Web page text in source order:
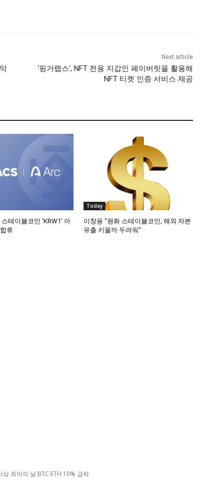
Next article
‘핑거랩스’, NFT 전용 지갑인 페이버릿을 활용해
NFT 티켓 인증 서비스 제공
테이블코인 ‘KRW1’ 아
류
Today
이창용 “원화 스테이블코인, 해외 자본
유출 키울까 두려워”